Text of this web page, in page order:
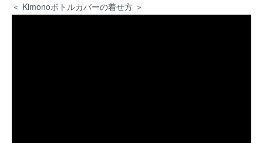
＜ Kimonoボトルカバーの着せ方 ＞